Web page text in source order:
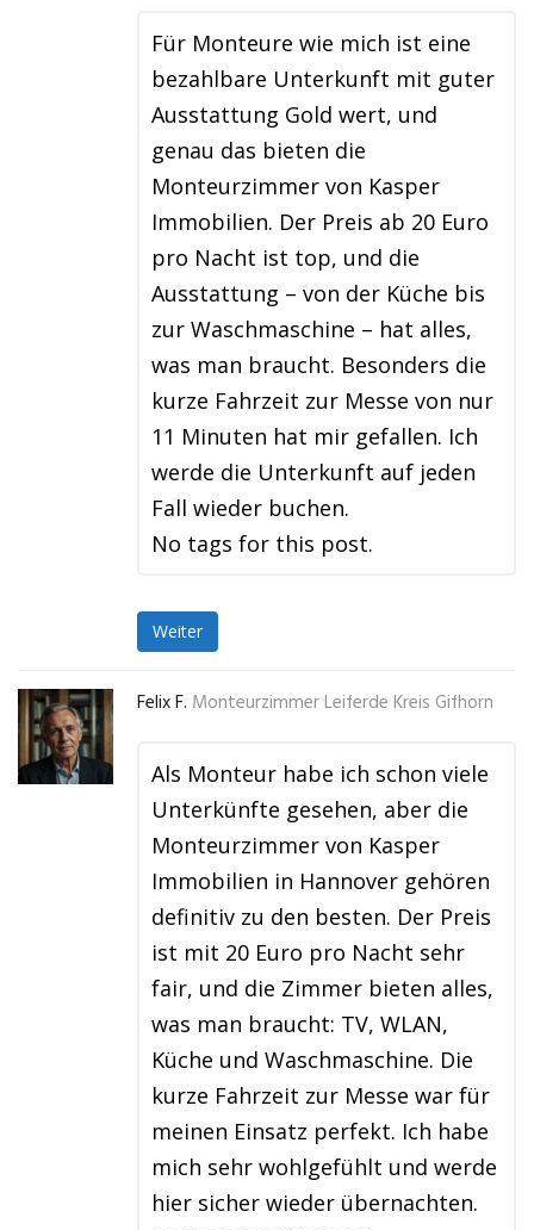
Für Monteure wie mich ist eine
bezahlbare Unterkunft mit guter
Ausstattung Gold wert, und
genau das bieten die
Monteurzimmer von Kasper
Immobilien. Der Preis ab 20 Euro
pro Nacht ist top, und die
Ausstattung – von der Küche bis
zur Waschmaschine – hat alles,
was man braucht. Besonders die
kurze Fahrzeit zur Messe von nur
11 Minuten hat mir gefallen. Ich
werde die Unterkunft auf jeden
Fall wieder buchen.
No tags for this post.
Weiter
Felix F. Monteurzimmer Leiferde Kreis Gifhorn
Als Monteur habe ich schon viele
Unterkünfte gesehen, aber die
Monteurzimmer von Kasper
Immobilien in Hannover gehören
definitiv zu den besten. Der Preis
ist mit 20 Euro pro Nacht sehr
fair, und die Zimmer bieten alles,
was man braucht: TV, WLAN,
Küche und Waschmaschine. Die
kurze Fahrzeit zur Messe war für
meinen Einsatz perfekt. Ich habe
mich sehr wohlgefühlt und werde
hier sicher wieder übernachten.